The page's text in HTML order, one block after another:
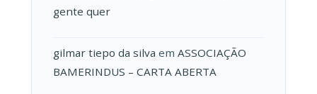
gente quer
gilmar tiepo da silva em ASSOCIAÇÃO
BAMERINDUS – CARTA ABERTA